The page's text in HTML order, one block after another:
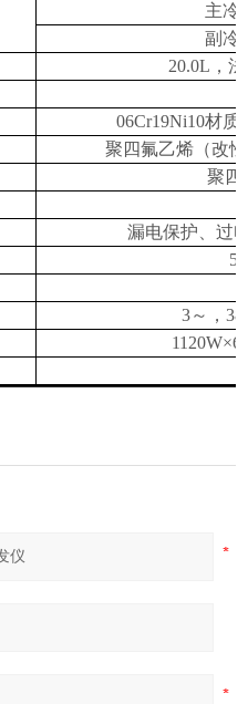
主冷
副冷
20.0L ，
06Cr19Ni10材质
聚四氟乙烯（改
聚四
漏电保护、过
5
3～，
1120W×